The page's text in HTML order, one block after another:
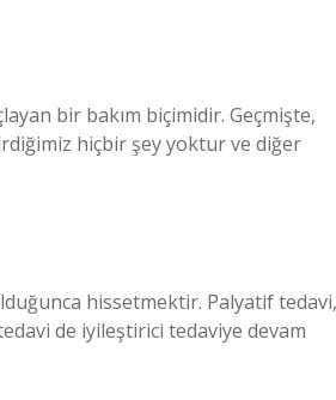
bir bakım biçimidir. Geçmişte,
hiçbir şey yoktur ve diğer
hissetmektir. Palyatif tedavi,
de iyileştirici tedaviye devam